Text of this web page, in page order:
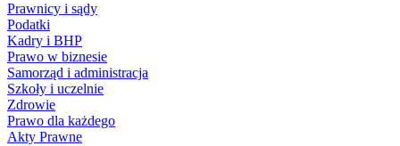
Prawnicy i sądy
Podatki
Kadry i BHP
Prawo w biznesie
Samorząd i administracja
Szkoły i uczelnie
Zdrowie
Prawo dla każdego
Akty Prawne